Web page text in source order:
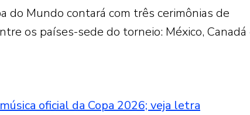
do Mundo contará com três cerimônias de
os países-sede do torneio: México, Canadá
oficial da Copa 2026; veja letra